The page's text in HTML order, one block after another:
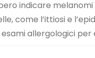
indicare melanomi
come l’ittiosi e
allergologici